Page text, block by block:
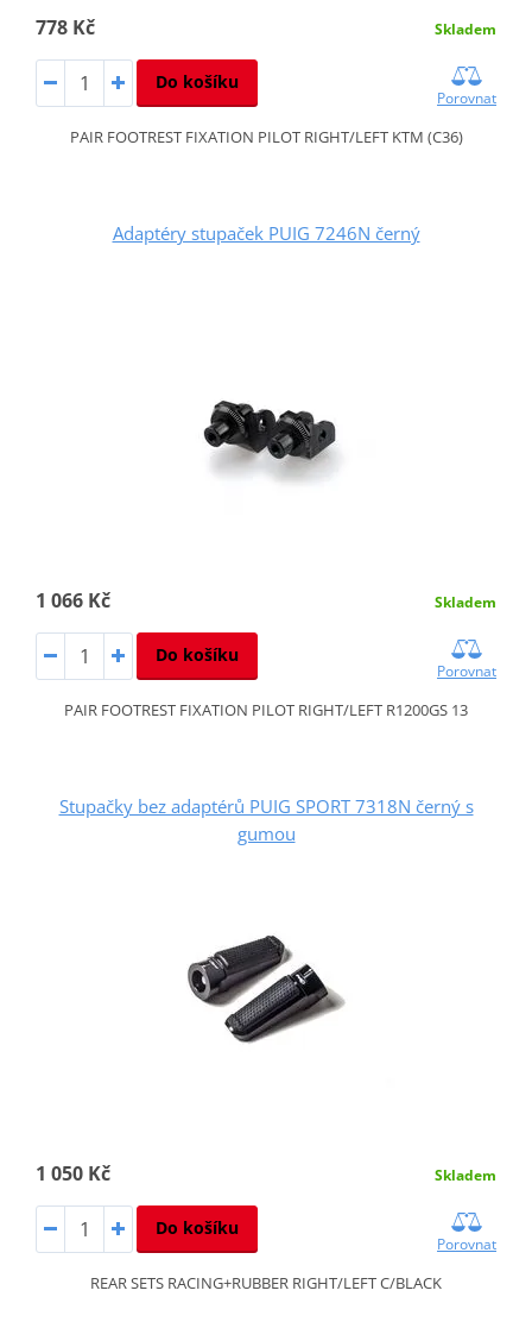
778 Kč Skladem
Do košíku
Porovnat
PAIR FOOTREST FIXATION PILOT RIGHT/LEFT KTM (C36)
Adaptéry stupaček PUIG 7246N černý
1 066 Kč Skladem
Do košíku
Porovnat
PAIR FOOTREST FIXATION PILOT RIGHT/LEFT R1200GS 13
Stupačky bez adaptérů PUIG SPORT 7318N černý s
gumou
1 050 Kč Skladem
Do košíku
Porovnat
REAR SETS RACING+RUBBER RIGHT/LEFT C/BLACK